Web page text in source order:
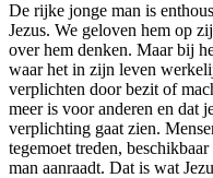
De rijke jonge man is
Jezus. We geloven hem op
over hem denken. Maar bij
waar het in zijn leven
verplichten door bezit of
meer is voor anderen en dat
verplichting gaat zien.
tegemoet treden,
man aanraadt. Dat is wat